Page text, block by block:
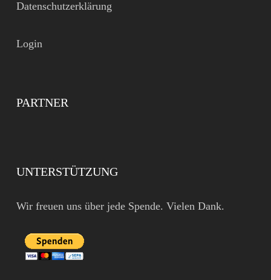
Datenschutzerklärung
Login
PARTNER
UNTERSTÜTZUNG
Wir freuen uns über jede Spende. Vielen Dank.